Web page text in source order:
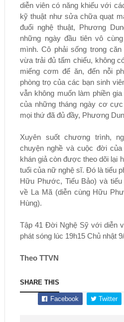
diễn viên có năng khiếu với
kỹ thuật như sửa chữa quạt
đuổi nghệ thuật, Phương
những ngày đầu tiên vô
mình. Cô phải sống trong
vừa trải đủ tấm chiếu, không
miếng cơm để ăn, đến nỗi
phòng trọ của các bạn sinh
vẫn không muốn làm phiền
của những tháng ngày cơ
mọi thứ đã đủ đầy, Phương
Xuyên suốt chương trình,
chuyện nghề và cuộc đời
khán giả còn được theo dõi lại
tuổi của nữ nghệ sĩ. Đó là tiểu
Hữu Phước, Tiểu Bảo) và
về La Mã (diễn cùng Hữu
Hùng).
Tập 41 Đời Nghệ Sỹ với diễn
phát sóng lúc 19h15 Chủ nhật
Theo TTVN
SHARE THIS
Facebook Twitter